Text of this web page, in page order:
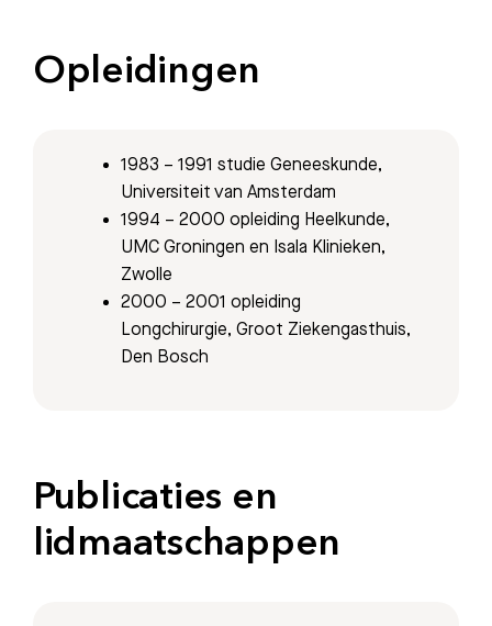
Bezoektijden
Opleidingen
1983 – 1991 studie Geneeskunde,
Universiteit van Amsterdam
1994 – 2000 opleiding Heelkunde,
UMC Groningen en Isala Klinieken,
Zwolle
2000 – 2001 opleiding
Longchirurgie, Groot Ziekengasthuis,
Den Bosch
Publicaties en
lidmaatschappen